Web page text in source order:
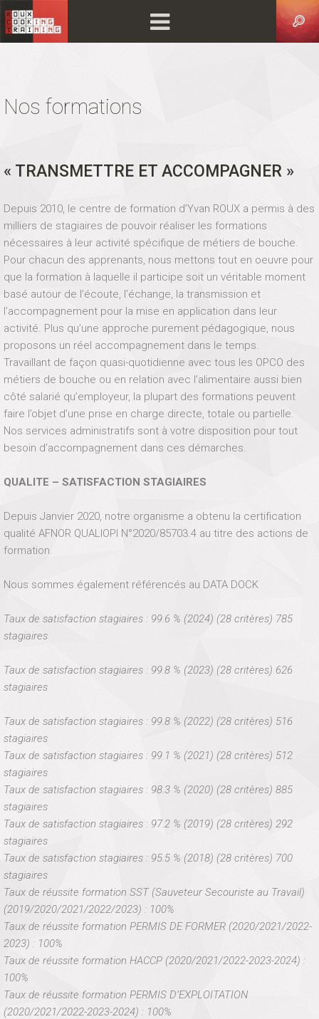
Nos formations
« TRANSMETTRE ET ACCOMPAGNER »
Depuis 2010, le centre de formation d’Yvan ROUX a permis à des
milliers de stagiaires de pouvoir réaliser les formations
nécessaires à leur activité spécifique de métiers de bouche.
Pour chacun des apprenants, nous mettons tout en oeuvre pour
que la formation à laquelle il participe soit un véritable moment
basé autour de l’écoute, l’échange, la transmission et
l’accompagnement pour la mise en application dans leur
activité. Plus qu’une approche purement pédagogique, nous
proposons un réel accompagnement dans le temps.
Travaillant de façon quasi-quotidienne avec tous les OPCO des
métiers de bouche ou en relation avec l’alimentaire aussi bien
côté salarié qu’employeur, la plupart des formations peuvent
faire l’objet d’une prise en charge directe, totale ou partielle.
Nos services administratifs sont à votre disposition pour tout
besoin d’accompagnement dans ces démarches.
QUALITE – SATISFACTION STAGIAIRES
Depuis Janvier 2020, notre organisme a obtenu la certification
qualité AFNOR QUALIOPI N°2020/85703.4 au titre des actions de
formation.
Nous sommes également référencés au DATA DOCK
Taux de satisfaction stagiaires : 99.6 % (2024) (28 critères) 785
stagiaires
Taux de satisfaction stagiaires : 99.8 % (2023) (28 critères) 626
stagiaires
Taux de satisfaction stagiaires : 99.8 % (2022) (28 critères) 516
stagiaires
Taux de satisfaction stagiaires : 99.1 % (2021) (28 critères) 512
stagiaires
Taux de satisfaction stagiaires : 98.3 % (2020) (28 critères) 885
stagiaires
Taux de satisfaction stagiaires : 97.2 % (2019) (28 critères) 292
stagiaires
Taux de satisfaction stagiaires : 95.5 % (2018) (28 critères) 700
stagiaires
Taux de réussite formation SST (Sauveteur Secouriste au Travail)
(2019/2020/2021/2022/2023) : 100%
Taux de réussite formation PERMIS DE FORMER (2020/2021/2022-
2023) : 100%
Taux de réussite formation HACCP (2020/2021/2022-2023-2024) :
100%
Taux de réussite formation PERMIS D’EXPLOITATION
(2020/2021/2022-2023-2024) : 100%